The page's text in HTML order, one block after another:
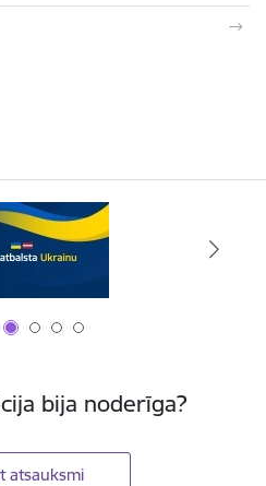
bija noderīga?
atsauksmi